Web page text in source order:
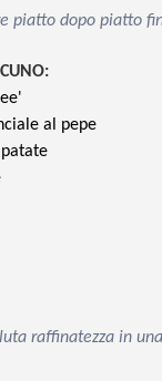
piatto dopo piatto
al pepe
raffinatezza in